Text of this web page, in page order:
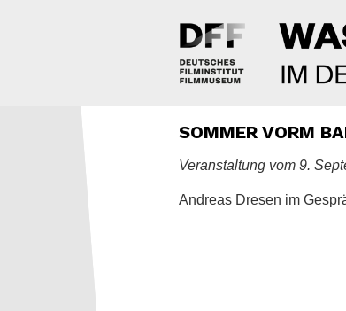
SOMMER VORM
Veranstaltung vom 9.
Andreas Dresen im